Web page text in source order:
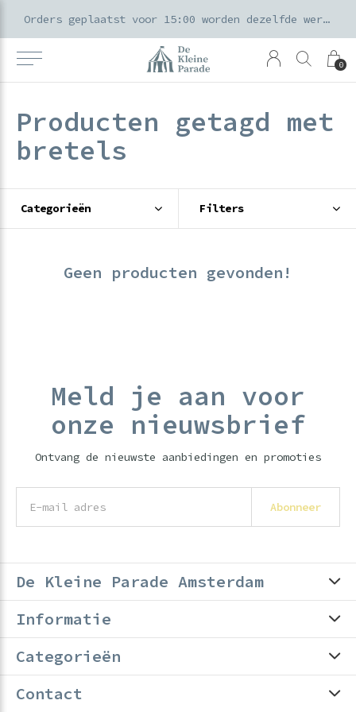
0
Orders geplaatst voor 15:00 worden dezelfde werkdag verzonden
Producten getagd met
bretels
Categorieën Filters
Geen producten gevonden!
Meld je aan voor
onze nieuwsbrief
Ontvang de nieuwste aanbiedingen en promoties
Abonneer
De Kleine Parade Amsterdam
Informatie
Categorieën
Contact